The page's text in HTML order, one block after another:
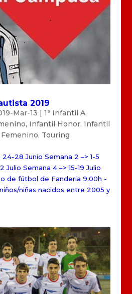
2019
Mar-13 1ª Infantil A,
, Infantil Honor, Infantil
, Touring
24-28 Junio Semana 2 –> 1-5
Julio Semana 4 –> 15-19 Julio
de fútbol de Fanderia 9:00h -
niñas nacidos entre 2005 y